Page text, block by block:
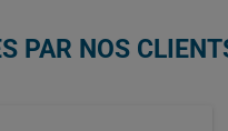
PAR NOS